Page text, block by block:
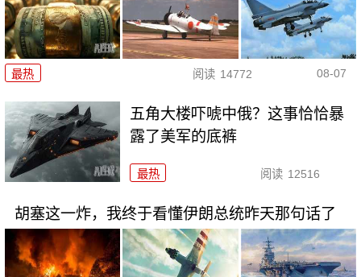
最热 阅读 14772 08-07
五角大楼吓唬中俄？这事恰恰暴
露了美军的底裤
最热 阅读 12516
胡塞这一炸，我终于看懂伊朗总统昨天那句话了